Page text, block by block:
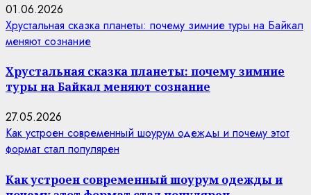
01.06.2026
Хрустальная сказка планеты: почему зимние туры на Байкал
меняют сознание
Хрустальная сказка планеты: почему зимние
туры на Байкал меняют сознание
27.05.2026
Как устроен современный шоурум одежды и почему этот
формат стал популярен
Как устроен современный шоурум одежды и